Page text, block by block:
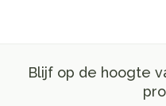
Blijf op de hoogte